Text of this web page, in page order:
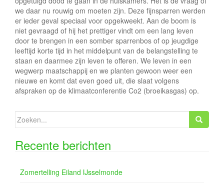
we daar nu rouwig om moeten zijn. Deze fijnsparren werden
er ieder geval speciaal voor opgekweekt. Aan de boom is
niet gevraagd of hij het prettiger vindt om een lang leven
door te brengen in een somber sparrenbos of op jeugdige
leeftijd korte tijd in het middelpunt van de belangstelling te
staan en daarmee zijn leven te offeren. We leven in een
wegwerp maatschappij en we planten gewoon weer een
nieuwe en komt dat even goed uit, die slaat volgens
afspraken op de klimaatconferentie Co2 (broeikasgas) op.
Zoeken
naar:
Recente berichten
Zomertelling Eiland IJsselmonde